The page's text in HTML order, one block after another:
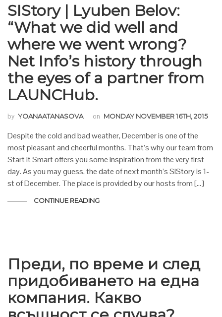
SIStory | Lyuben Belov:
“What we did well and
where we went wrong?
Net Info’s history through
the eyes of a partner from
LAUNCHub.
by YOANAATANASOVA on MONDAY NOVEMBER 16TH, 2015
Despite the cold and bad weather, December is one of the
most pleasant and cheerful months. That’s why our team from
Start It Smart offers you some inspiration from the very first
day. As you may guess, the date of next month’s SIStory is 1-
st of December. The place is provided by our hosts from […]
CONTINUE READING
Преди, по време и след
придобиването на една
компания. Какво